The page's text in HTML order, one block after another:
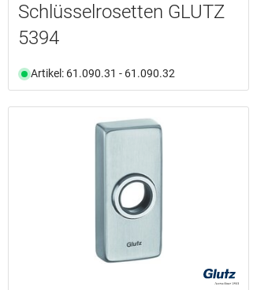
Schlüsselrosetten GLUTZ
5394
Artikel: 61.090.31 - 61.090.32